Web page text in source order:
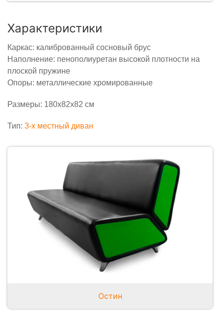
Характеристики
Каркас: калиброванный сосновый брус
Наполнение: пенополиуретан высокой плотности на
плоской пружине
Опоры: металлические хромированные
Размеры: 180х82х82 см
Тип: 3-x местный диван
Остин